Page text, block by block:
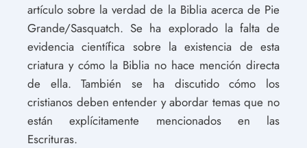
artículo sobre la verdad de la Biblia acerca de Pie
Grande/Sasquatch. Se ha explorado la falta de
evidencia científica sobre la existencia de esta
criatura y cómo la Biblia no hace mención directa
de ella. También se ha discutido cómo los
cristianos deben entender y abordar temas que no
están explícitamente mencionados en las
Escrituras.